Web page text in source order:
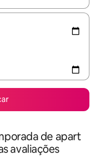
de apart
avaliações